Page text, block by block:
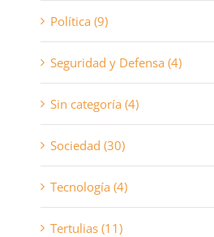
Política (9)
Seguridad y Defensa (4)
Sin categoría (4)
Sociedad (30)
Tecnología (4)
Tertulias (11)